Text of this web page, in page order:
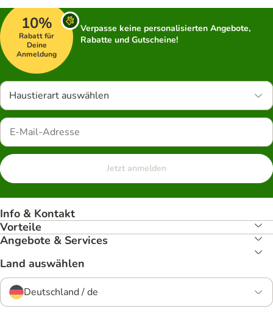
10%
Rabatt für
Deine
Anmeldung
Verpasse keine personalisierten Angebote,
Rabatte und Gutscheine!
Haustierart auswählen
Jetzt anmelden
Info & Kontakt
Vorteile
Angebote & Services
Land auswählen
Deutschland / de